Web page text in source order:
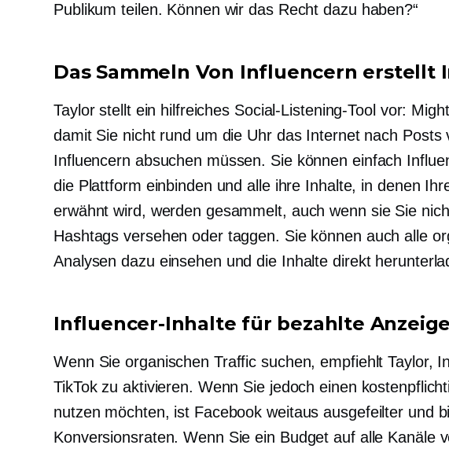
Publikum teilen. Können wir das Recht dazu haben?“
Das Sammeln Von Influencern erstellt
Taylor stellt ein hilfreiches Social-Listening-Tool vor:
damit Sie nicht rund um die Uhr das Internet nach Posts
Influencern absuchen müssen. Sie können einfach
die Plattform einbinden und alle ihre Inhalte, in denen
erwähnt wird, werden gesammelt, auch wenn sie Sie
Hashtags versehen oder taggen. Sie können auch alle
Analysen dazu einsehen und die Inhalte direkt
Influencer-Inhalte für bezahlte
Wenn Sie organischen Traffic suchen, empfiehlt Taylor,
TikTok zu aktivieren. Wenn Sie jedoch einen
nutzen möchten, ist Facebook weitaus ausgefeilter und
Konversionsraten. Wenn Sie ein Budget auf alle Kanäle